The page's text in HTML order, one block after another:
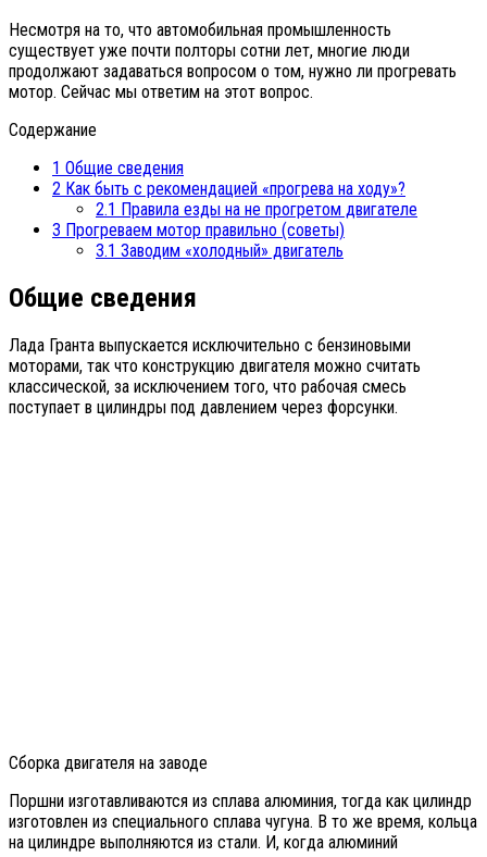
Несмотря на то, что автомобильная промышленность
существует уже почти полторы сотни лет, многие люди
продолжают задаваться вопросом о том, нужно ли прогревать
мотор. Сейчас мы ответим на этот вопрос.
Содержание
1 Общие сведения
2 Как быть с рекомендацией «прогрева на ходу»?
2.1 Правила езды на не прогретом двигателе
3 Прогреваем мотор правильно (советы)
3.1 Заводим «холодный» двигатель
Общие сведения
Лада Гранта выпускается исключительно с бензиновыми
моторами, так что конструкцию двигателя можно считать
классической, за исключением того, что рабочая смесь
поступает в цилиндры под давлением через форсунки.
Сборка двигателя на заводе
Поршни изготавливаются из сплава алюминия, тогда как цилиндр
изготовлен из специального сплава чугуна. В то же время, кольца
на цилиндре выполняются из стали. И, когда алюминий